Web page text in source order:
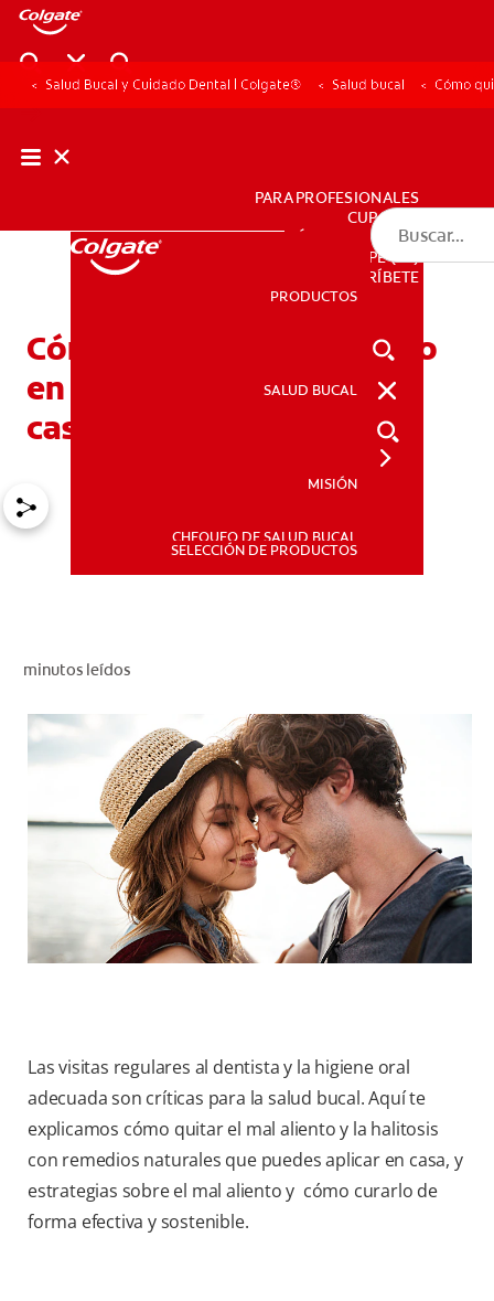
PRODUCTOS
PARA PROFESIONALES
CUPONES
DÓNDE COMPRAR
PE (ES)
SUSCRÍBETE
PARA PROFESIONALES
CUPONES
DÓNDE COMPRAR
PE (ES)
SUSCRÍBETE
PRODUCTOS
SALUD BUCAL
MISIÓN
CHEQUEO DE SALUD BUCAL
SELECCIÓN DE PRODUCTOS
Salud Bucal y Cuidado Dental | Colgate® Salud bucal Cómo
Cómo quitar el mal aliento
en la boca con remedios
caseros
minutos leídos
Las visitas regulares al dentista y la higiene oral
adecuada son críticas para la salud bucal. Aquí te
explicamos cómo quitar el mal aliento y la halitosis
con remedios naturales que puedes aplicar en casa, y
estrategias sobre el mal aliento y cómo curarlo de
forma efectiva y sostenible.